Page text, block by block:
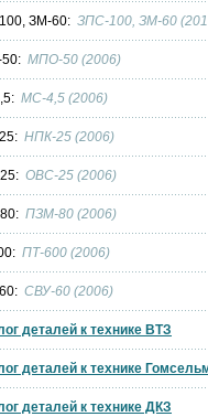
ЗМ-60: ЗПС-100, ЗМ-60
МПО-50 (2006)
МС-4,5 (2006)
НПК-25 (2006)
ОВС-25 (2006)
ПЗМ-80 (2006)
ПТ-600 (2006)
СВУ-60 (2006)
деталей к технике ВТЗ
деталей к технике
деталей к технике ДКЗ